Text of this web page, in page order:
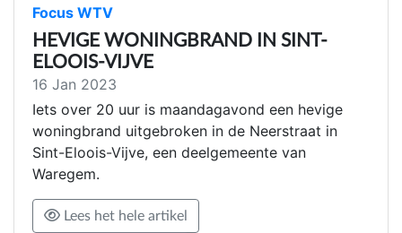
Focus WTV
HEVIGE WONINGBRAND IN SINT-
ELOOIS-VIJVE
16 Jan 2023
Iets over 20 uur is maandagavond een hevige
woningbrand uitgebroken in de Neerstraat in
Sint-Eloois-Vijve, een deelgemeente van
Waregem.
Lees het hele artikel